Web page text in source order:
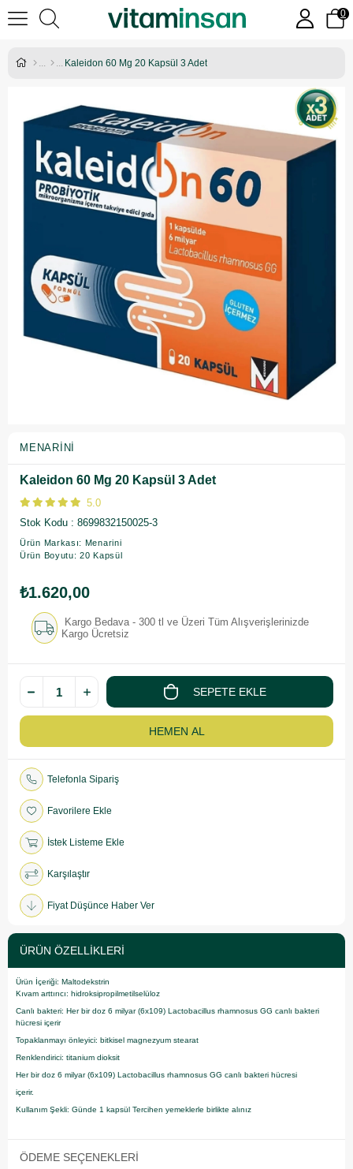
0
Kaleidon 60 Mg 20 Kapsül 3 Adet
MENARINI
Kaleidon 60 Mg 20 Kapsül 3 Adet
5.0
Stok Kodu
8699832150025-3
Ürün Markası: Menarini
Ürün Boyutu: 20 Kapsül
₺1.620,00
Kargo Bedava - 300 tl ve Üzeri Tüm Alışverişlerinizde
Kargo Ücretsiz
Telefonla Sipariş
Favorilere Ekle
İstek Listeme Ekle
Karşılaştır
Fiyat Düşünce Haber Ver
ÜRÜN ÖZELLIKLERI
Ürün İçeriği: Maltodekstrin
Kıvam arttırıcı: hidroksipropilmetilselüloz
Canlı bakteri: Her bir doz 6 milyar (6x109) Lactobacillus rhamnosus GG canlı bakteri
hücresi içerir
Topaklanmayı önleyici: bitkisel magnezyum stearat
Renklendirici: titanium dioksit
Her bir doz 6 milyar (6x109) Lactobacillus rhamnosus GG canlı bakteri hücresi
içerir.
Kullanım Şekli: Günde 1 kapsül Tercihen yemeklerle birlikte alınız
ÖDEME SEÇENEKLERI